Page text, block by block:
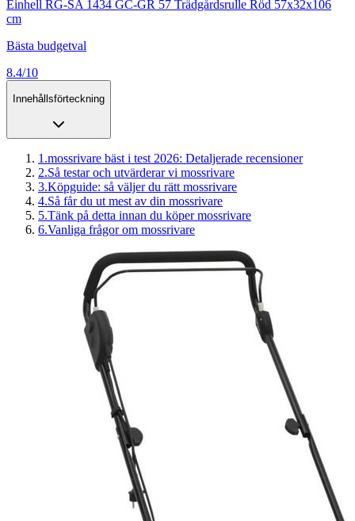
Einhell RG-SA 1434 GC-GR 57 Trädgårdsrulle Röd 57x32x106
cm
Bästa budgetval
8.4/10
Innehållsförteckning
1 .mossrivare bäst i test 2026: Detaljerade recensioner
2.Så testar och utvärderar vi mossrivare
3.Köpguide: så väljer du rätt mossrivare
4.Så får du ut mest av din mossrivare
5.Tänk på detta innan du köper mossrivare
6.Vanliga frågor om mossrivare